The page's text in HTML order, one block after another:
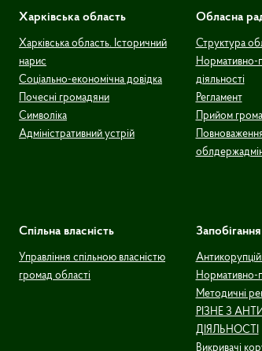
Харківська область
Харківська область. Історичний
нарис
Соціально-економічна довідка
Почесні громадяни
Символіка
Адміністративний устрій
Обласна
Структура
Нормативно-
діяльності
Регламент
Прийом
Спільна власність
Управління спільною власністю
громад області
Нормативно-
Методичні
РІЗНЕ З
ДІЯЛЬНОСТІ
Викривачі